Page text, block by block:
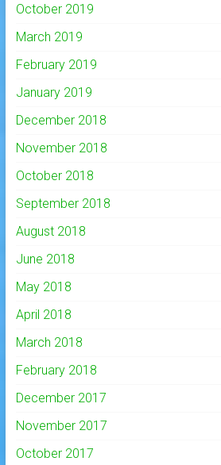
October 2019
March 2019
February 2019
January 2019
December 2018
November 2018
October 2018
September 2018
August 2018
June 2018
May 2018
April 2018
March 2018
February 2018
December 2017
November 2017
October 2017